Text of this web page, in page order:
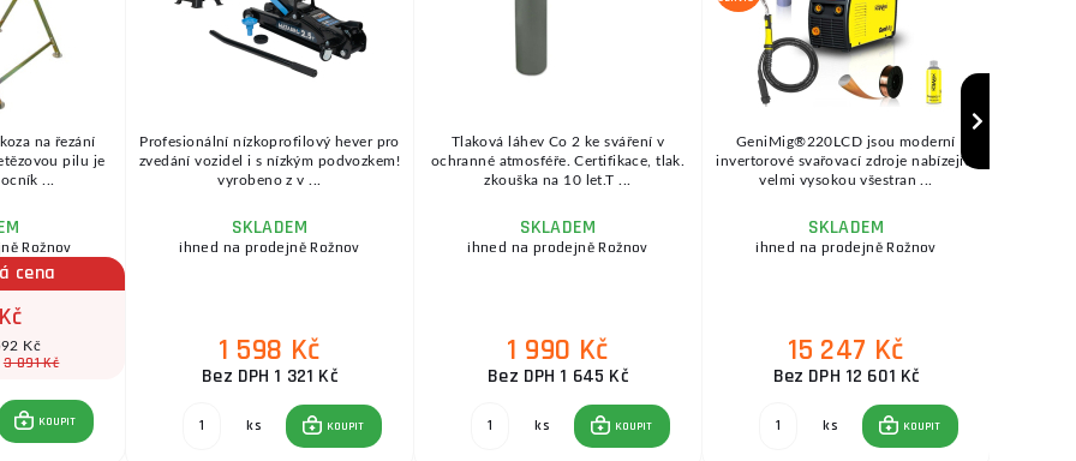
na řezání
pilu je
...
Rožnov
cena
Kč
3 891 Kč
KOUPIT
Profesionální nízkoprofilový hever pro
zvedání vozidel i s nízkým podvozkem!
vyrobeno z v ...
SKLADEM
ihned na prodejně Rožnov
1 598 Kč
Bez DPH 1 321 Kč
ks KOUPIT
Tlaková láhev Co 2 ke sváření v
ochranné atmosféře. Certifikace, tlak.
zkouška na 10 let.T ...
SKLADEM
ihned na prodejně Rožnov
1 990 Kč
Bez DPH 1 645 Kč
ks KOUPIT
GeniMig®220LCD jsou moderní
invertorové svařovací zdroje nabízející
velmi vysokou všestran ...
SKLADEM
ihned na prodejně Rožnov
15 247 Kč
Bez DPH 12 601 Kč
ks KOUPIT